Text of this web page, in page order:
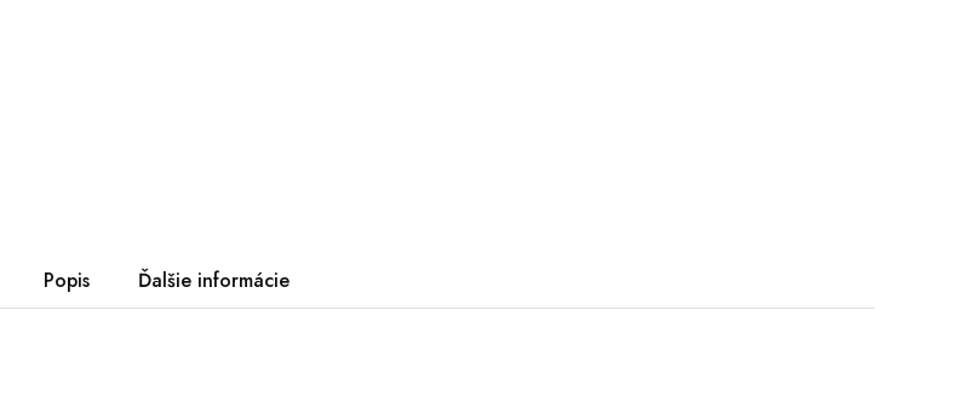
Popis Ďalšie informácie